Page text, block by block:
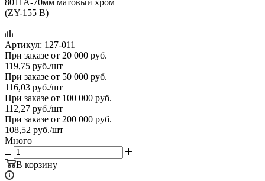
Артикул: 127-011
При заказе от 20 000 руб.
119,75 руб./шт
При заказе от 50 000 руб.
116,03 руб./шт
При заказе от 100 000 руб.
112,27 руб./шт
При заказе от 200 000 руб.
108,52 руб./шт
Много
В корзину